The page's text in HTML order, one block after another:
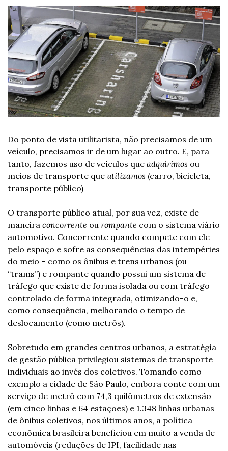
Do ponto de vista utilitarista, não precisamos de um
veículo, precisamos ir de um lugar ao outro. E, para
tanto, fazemos uso de veículos que adquirimos ou
meios de transporte que utilizamos (carro, bicicleta,
transporte público)
O transporte público atual, por sua vez, existe de
maneira concorrente ou rompante com o sistema viário
automotivo. Concorrente quando compete com ele
pelo espaço e sofre as consequências das intempéries
do meio – como os ônibus e trens urbanos (ou
“trams”) e rompante quando possui um sistema de
tráfego que existe de forma isolada ou com tráfego
controlado de forma integrada, otimizando-o e,
como consequência, melhorando o tempo de
deslocamento (como metrôs).
Sobretudo em grandes centros urbanos, a estratégia
de gestão pública privilegiou sistemas de transporte
individuais ao invés dos coletivos. Tomando como
exemplo a cidade de São Paulo, embora conte com um
serviço de metrô com 74,3 quilômetros de extensão
(em cinco linhas e 64 estações) e 1.348 linhas urbanas
de ônibus coletivos, nos últimos anos, a política
econômica brasileira beneficiou em muito a venda de
automóveis (reduções de IPI, facilidade nas